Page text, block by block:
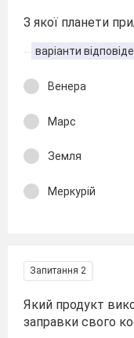
З якої планети
варіанти
Венера
Марс
Земля
Меркурій
Запитання 2
Який продукт
заправки свого